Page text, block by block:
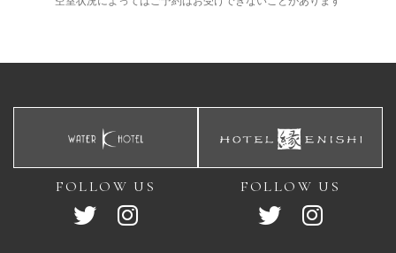
FOLLOW US FOLLOW US